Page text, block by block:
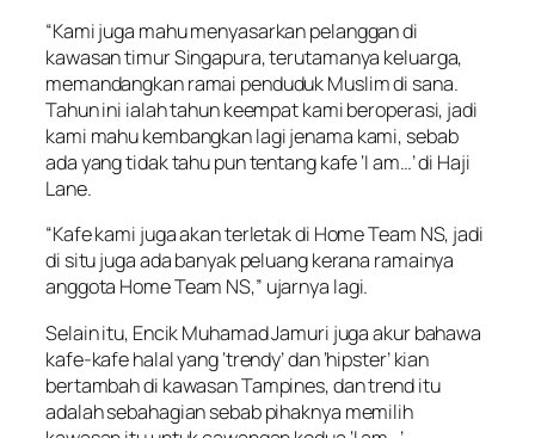
“Kami juga mahu menyasarkan pelanggan di
kawasan timur Singapura, terutamanya keluarga,
memandangkan ramai penduduk Muslim di sana.
Tahun ini ialah tahun keempat kami beroperasi, jadi
kami mahu kembangkan lagi jenama kami, sebab
ada yang tidak tahu pun tentang kafe ‘I am…’ di Haji
Lane.
“Kafe kami juga akan terletak di Home Team NS, jadi
di situ juga ada banyak peluang kerana ramainya
anggota Home Team NS,” ujarnya lagi.
Selain itu, Encik Muhamad Jamuri juga akur bahawa
kafe-kafe halal yang ‘trendy’ dan ‘hipster’ kian
bertambah di kawasan Tampines, dan trend itu
adalah sebahagian sebab pihaknya memilih